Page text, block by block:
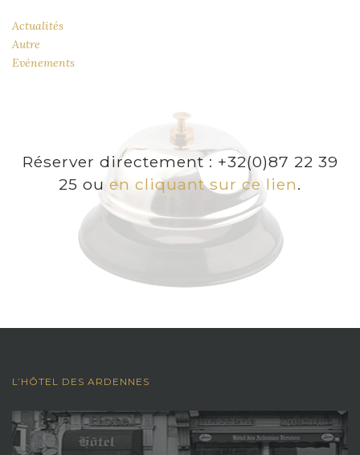
Actualités
Autre
Evénements
Réserver directement : +32(0)87 22 39
25 ou en cliquant sur ce lien.
L’HÔTEL DES ARDENNES